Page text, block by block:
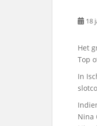
18
Het
Top
In
Nina